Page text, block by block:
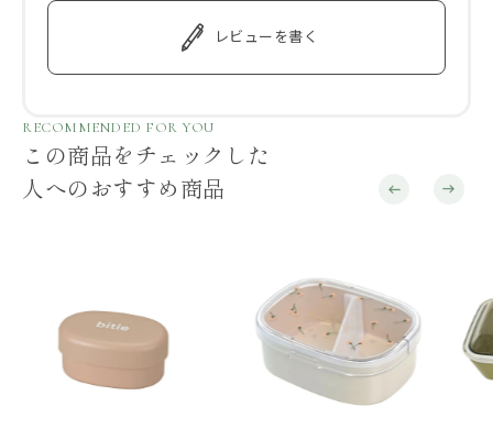
レビューを書く
RECOMMENDED FOR YOU
この商品をチェックした
人へのおすすめ商品